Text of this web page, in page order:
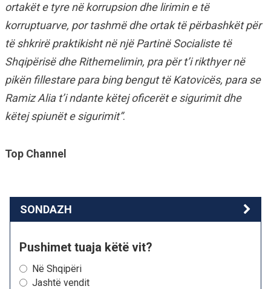
ortakët e tyre në korrupsion dhe lirimin e të
korruptuarve, por tashmë dhe ortak të përbashkët për
të shkrirë praktikisht në një Partinë Socialiste të
Shqipërisë dhe Rithemelimin, pra për t’i rikthyer në
pikën fillestare para bing bengut të Katovicës, para se
Ramiz Alia t’i ndante këtej oficerët e sigurimit dhe
këtej spiunët e sigurimit”.
Top Channel
SONDAZH
Pushimet tuaja këtë vit?
Në Shqipëri
Jashtë vendit